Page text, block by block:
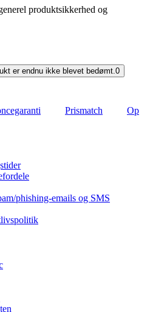
produktsikkerhed og
er endnu ikke blevet bedømt. 0
Prismatch
Op
phishing-emails og SMS